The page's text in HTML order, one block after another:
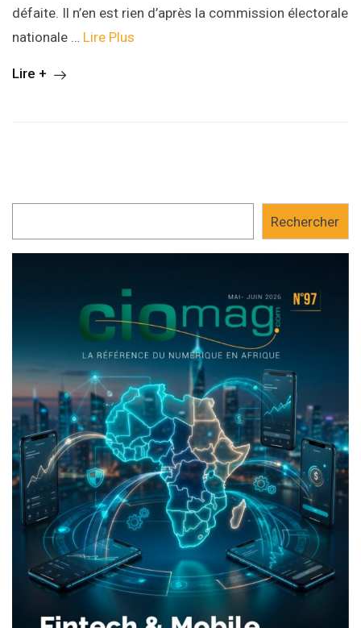
défaite. Il n’en est rien d’après la commission électorale
nationale … Lire Plus
Lire +
Rechercher